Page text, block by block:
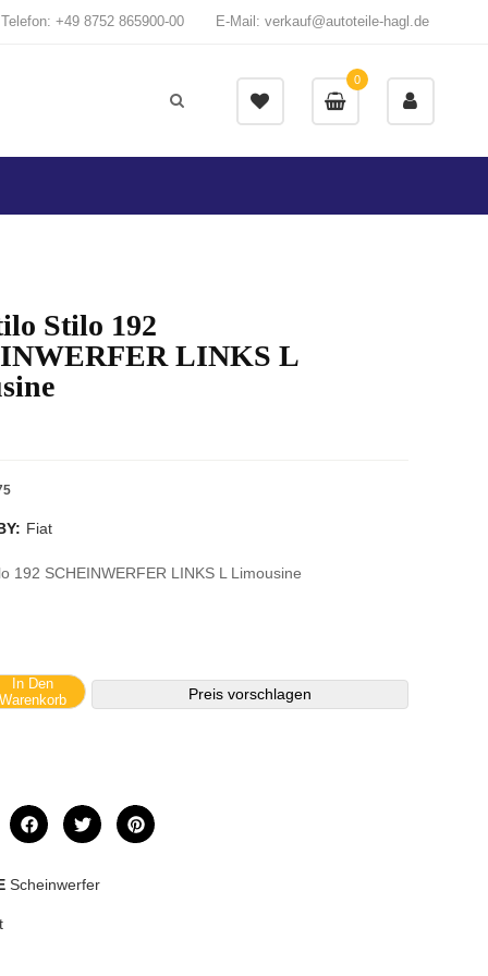
Telefon: +49 8752 865900-00 E-Mail: verkauf@autoteile-hagl.de
0
Stilo 192
LINKS L
Fiat
192 SCHEINWERFER LINKS L Limousine
In Den
Preis vorschlagen
Scheinwerfer